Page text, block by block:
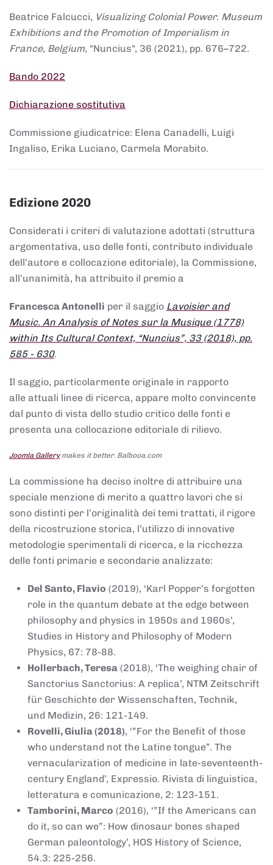
Beatrice Falcucci, Visualizing Colonial Power. Museum
Exhibitions and the Promotion of Imperialism in
France, Belgium, "Nuncius", 36 (2021), pp. 676–722.
Bando 2022
Dichiarazione sostitutiva
Commissione giudicatrice: Elena Canadelli, Luigi
Ingaliso, Erika Luciano, Carmela Morabito.
Edizione 2020
Considerati i criteri di valutazione adottati (struttura
argomentativa, uso delle fonti, contributo individuale
dell’autore e collocazione editoriale), la Commissione,
all’unanimità, ha attribuito il premio a
Francesca Antonelli per il saggio Lavoisier and
Music. An Analysis of Notes sur la Musique (1778)
within Its Cultural Context, “Nuncius”, 33 (2018), pp.
585 - 630.
Il saggio, particolarmente originale in rapporto
alle attuali linee di ricerca, appare molto convincente
dal punto di vista dello studio critico delle fonti e
presenta una collocazione editoriale di rilievo.
Joomla Gallerymakes it better. Balbooa.com
La commissione ha deciso inoltre di attribuire una
speciale menzione di merito a quattro lavori che si
sono distinti per l’originalità dei temi trattati, il rigore
della ricostruzione storica, l’utilizzo di innovative
metodologie sperimentali di ricerca, e la ricchezza
delle fonti primarie e secondarie analizzate:
Del Santo, Flavio (2019), ‘Karl Popper’s forgotten
role in the quantum debate at the edge between
philosophy and physics in 1950s and 1960s’,
Studies in History and Philosophy of Modern
Physics, 67: 78-88.
Hollerbach, Teresa (2018), ‘The weighing chair of
Sanctorius Sanctorius: A replica’, NTM Zeitschrift
für Geschichte der Wissenschaften, Technik,
und Medizin, 26: 121-149.
Rovelli, Giulia (2018), ‘”For the Benefit of those
who understand not the Latine tongue”. The
vernacularization of medicine in late-seventeenth-
century England’, Expressio. Rivista di linguistica,
letteratura e comunicazione, 2: 123-151.
Tamborini, Marco (2016), ‘”If the Americans can
do it, so can we”: How dinosaur bones shaped
German paleontology’, HOS History of Science,
54.3: 225-256.